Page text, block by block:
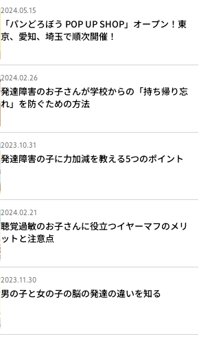
2024.05.15
「パンどろぼう POP UP SHOP」オープン！東
京、愛知、埼玉で順次開催！
2024.02.26
発達障害のお子さんが学校からの「持ち帰り忘
れ」を防ぐための方法
2023.10.31
発達障害の子に力加減を教える5つのポイント
2024.02.21
聴覚過敏のお子さんに役立つイヤーマフのメリ
ットと注意点
2023.11.30
男の子と女の子の脳の発達の違いを知る